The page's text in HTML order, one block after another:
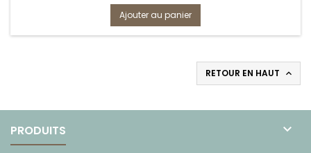
Ajouter au panier
RETOUR EN HAUT 
PRODUITS 